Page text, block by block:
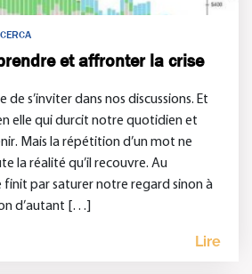
et affronter la crise
de s’inviter dans nos discussions. Et
elle qui durcit notre quotidien et
Mais la répétition d’un mot ne
la réalité qu’il recouvre. Au
finit par saturer notre regard sinon à
d’autant […]
Lire